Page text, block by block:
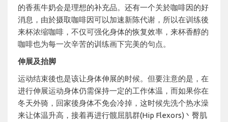
的香蕉牛奶会是理想的补充品。还有一个关於咖啡因的好
消息，由於摄取咖啡因可以加速新陈代谢，所以在训练後
来杯浓缩咖啡，不仅可强化身体的恢复效率，来杯香醇的
咖啡也为每一次辛苦的训练画下完美的句点。
伸展及抬脚
运动结束後也是该让身体伸展的时候。但要注意的是，在
进行伸展运动身体仍需保持一定的工作体温，而如果你在
冬天外骑，回家後身体不免会冷掉，这时候先洗个热水澡
来让体温升高，接着再进行髋屈肌群(Hip Flexors)丶臀肌